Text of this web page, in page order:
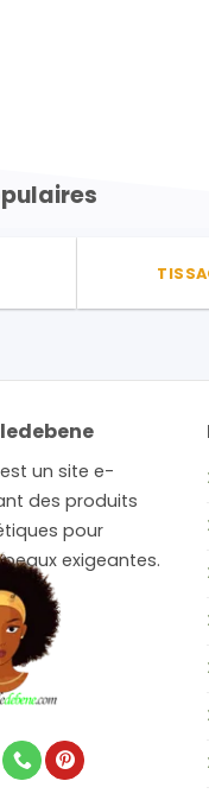
un site e-
des produits
pour
exigeantes.